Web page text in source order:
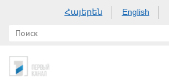
Հայերեն English